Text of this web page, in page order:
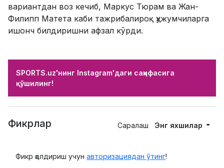
вариантдан воз кечиб, Маркус Тюрам ва Жан-
Филипп Матета каби тажрибалироқ ҳужумчиларга
ишонч билдиришни афзал кўрди.
SPORTS.uz'нинг Instagram'даги саҳифасига
қўшилинг!
Фикрлар Саралаш Энг яхшилар
Фикр қолдириш учун авторизациядан ўтинг!